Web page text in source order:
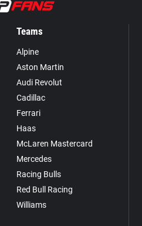
Teams
Alpine
Aston Martin
Audi Revolut
Cadillac
Ferrari
Haas
McLaren Mastercard
Mercedes
Racing Bulls
Red Bull Racing
Williams